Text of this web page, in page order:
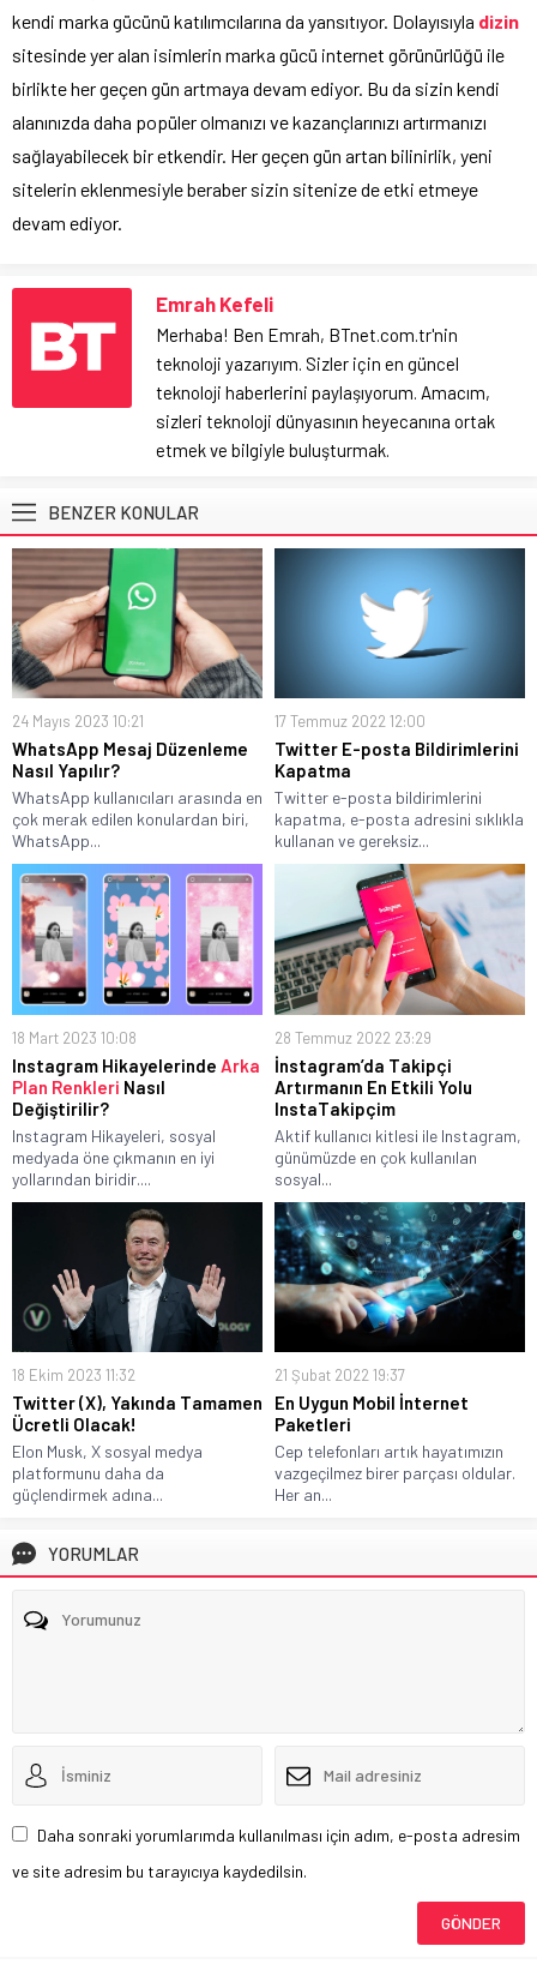
kendi marka gücünü katılımcılarına da yansıtıyor. Dolayısıyla dizin
sitesinde yer alan isimlerin marka gücü internet görünürlüğü ile
birlikte her geçen gün artmaya devam ediyor. Bu da sizin kendi
alanınızda daha popüler olmanızı ve kazançlarınızı artırmanızı
sağlayabilecek bir etkendir. Her geçen gün artan bilinirlik, yeni
sitelerin eklenmesiyle beraber sizin sitenize de etki etmeye
devam ediyor.
Emrah Kefeli
Merhaba! Ben Emrah, BTnet.com.tr'nin
teknoloji yazarıyım. Sizler için en güncel
teknoloji haberlerini paylaşıyorum. Amacım,
sizleri teknoloji dünyasının heyecanına ortak
etmek ve bilgiyle buluşturmak.
BENZER KONULAR
24 Mayıs 2023 10:21
WhatsApp Mesaj Düzenleme
Nasıl Yapılır?
WhatsApp kullanıcıları arasında en
çok merak edilen konulardan biri,
WhatsApp...
17 Temmuz 2022 12:00
Twitter E-posta Bildirimlerini
Kapatma
Twitter e-posta bildirimlerini
kapatma, e-posta adresini sıklıkla
kullanan ve gereksiz...
18 Mart 2023 10:08
Instagram Hikayelerinde Arka
Plan Renkleri Nasıl
Değiştirilir?
Instagram Hikayeleri, sosyal
medyada öne çıkmanın en iyi
yollarından biridir....
28 Temmuz 2022 23:29
İnstagram’da Takipçi
Artırmanın En Etkili Yolu
InstaTakipçim
Aktif kullanıcı kitlesi ile Instagram,
günümüzde en çok kullanılan
sosyal...
18 Ekim 2023 11:32
Twitter (X), Yakında Tamamen
Ücretli Olacak!
Elon Musk, X sosyal medya
platformunu daha da
güçlendirmek adına...
21 Şubat 2022 19:37
En Uygun Mobil İnternet
Paketleri
Cep telefonları artık hayatımızın
vazgeçilmez birer parçası oldular.
Her an...
YORUMLAR
Daha sonraki yorumlarımda kullanılması için adım, e-posta adresim
ve site adresim bu tarayıcıya kaydedilsin.